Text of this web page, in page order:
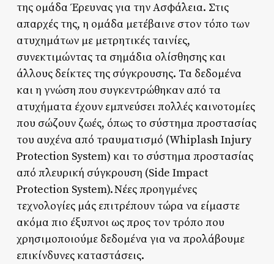
της ομάδα Έρευνας για την Ασφάλεια. Στις
απαρχές της, η ομάδα μετέβαινε στον τόπο των
ατυχημάτων με μετρητικές ταινίες,
συνεκτιμώντας τα σημάδια ολίσθησης και
άλλους δείκτες της σύγκρουσης. Τα δεδομένα
και η γνώση που συγκεντρώθηκαν από τα
ατυχήματα έχουν εμπνεύσει πολλές καινοτομίες
που σώζουν ζωές, όπως το σύστημα προστασίας
του αυχένα από τραυματισμό (Whiplash Injury
Protection System) και το σύστημα προστασίας
από πλευρική σύγκρουση (Side Impact
Protection System). Νέες προηγμένες
τεχνολογίες μάς επιτρέπουν τώρα να είμαστε
ακόμα πιο έξυπνοι ως προς τον τρόπο που
χρησιμοποιούμε δεδομένα για να προλάβουμε
επικίνδυνες καταστάσεις.